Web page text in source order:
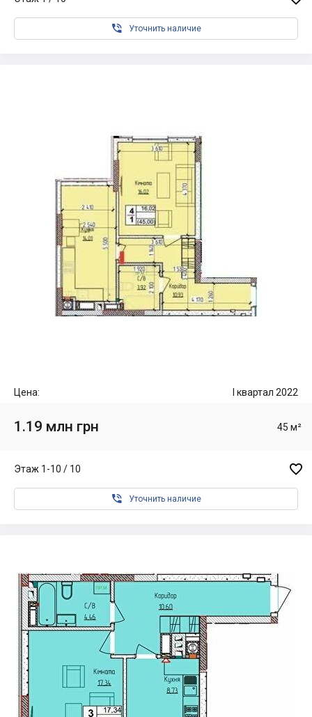
 Уточнить наличие
Цена: I квартал 2022
1.19 млн грн 45 м²
Этаж 1-10 / 10 
 Уточнить наличие